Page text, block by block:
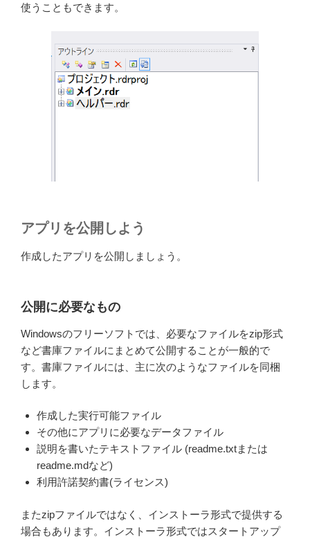
使うこともできます。
アプリを公開しよう
作成したアプリを公開しましょう。
公開に必要なもの
Windowsのフリーソフトでは、必要なファイルをzip形式
など書庫ファイルにまとめて公開することが一般的で
す。書庫ファイルには、主に次のようなファイルを同梱
します。
作成した実行可能ファイル
その他にアプリに必要なデータファイル
説明を書いたテキストファイル (readme.txtまたは
readme.mdなど)
利用許諾契約書(ライセンス)
またzipファイルではなく、インストーラ形式で提供する
場合もあります。インストーラ形式ではスタートアップ